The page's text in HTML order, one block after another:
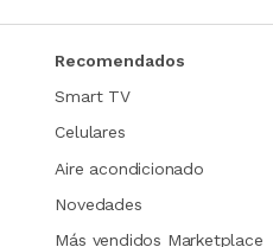
Recomendados
Smart TV
Celulares
Aire acondicionado
Novedades
Más vendidos Marketplace